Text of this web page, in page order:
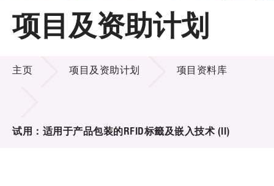
主页
关于LSCM
技术商品化
合作计划
项目及资助计划
项目及资助计划
主页 项目及资助计划 项目资料库
试用：适用于产品包装的RFID标籤及嵌入技术 (II)